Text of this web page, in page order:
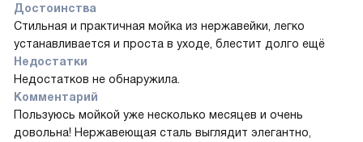
Достоинства
Стильная и практичная мойка из нержавейки, легко
устанавливается и проста в уходе, блестит долго ещё
Недостатки
Недостатков не обнаружила.
Комментарий
Пользуюсь мойкой уже несколько месяцев и очень
довольна! Нержавеющая сталь выглядит элегантно,